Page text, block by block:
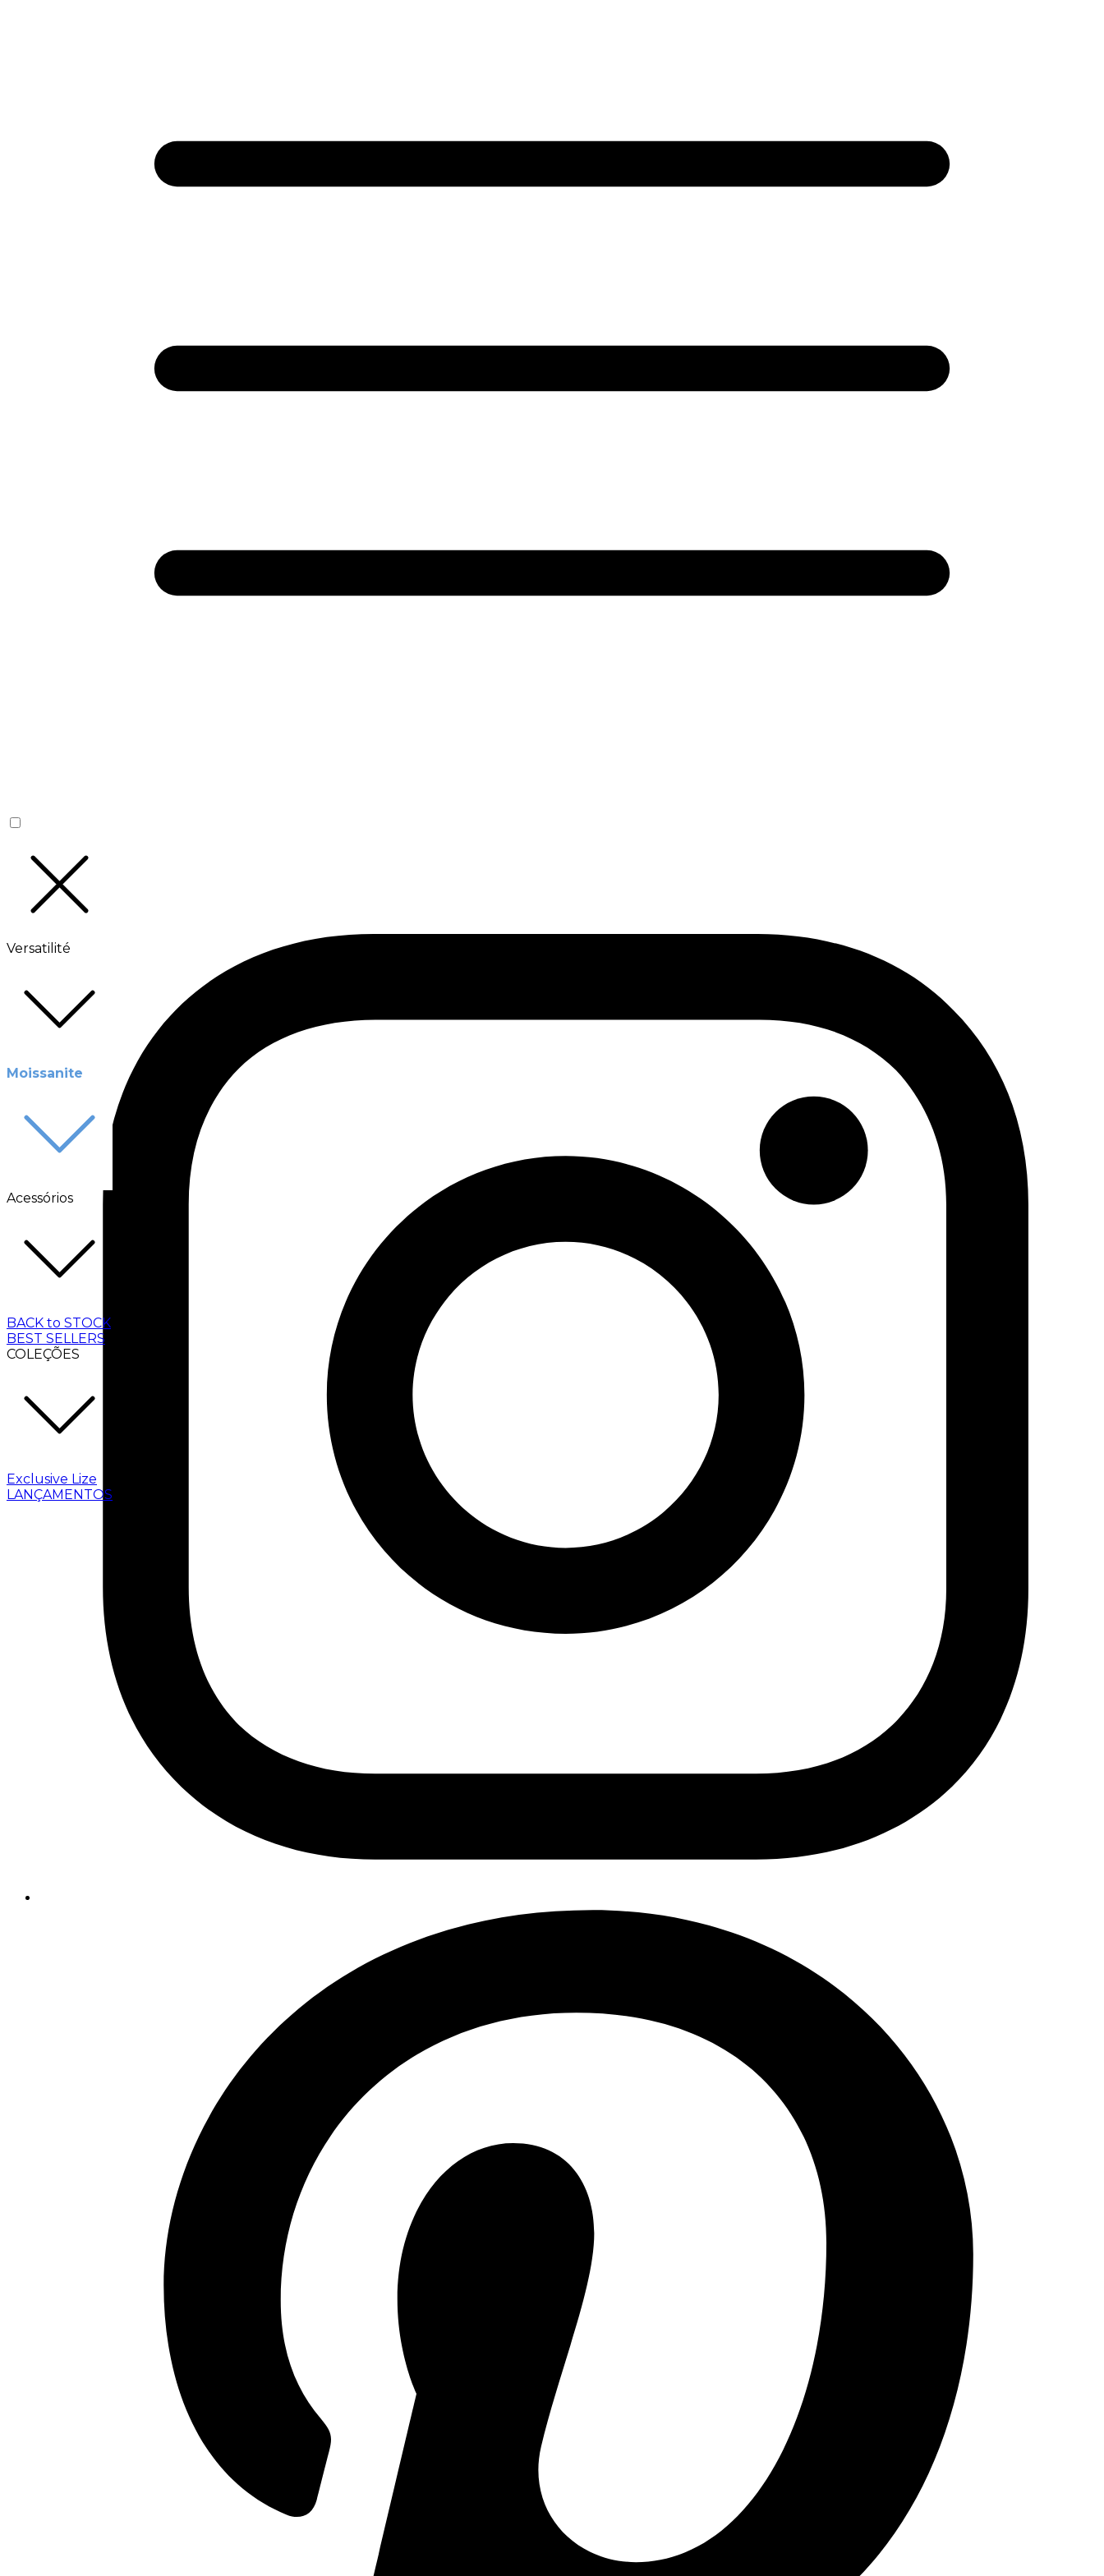
Versatilité
Moissanite
Acessórios
BACK to STOCK
BEST SELLERS
COLEÇÕES
Exclusive Lize
LANÇAMENTOS